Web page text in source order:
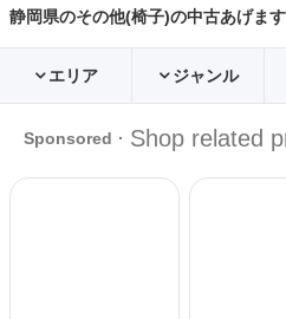
静岡県のその他(椅子)の中古あげま
エリア ジャンル